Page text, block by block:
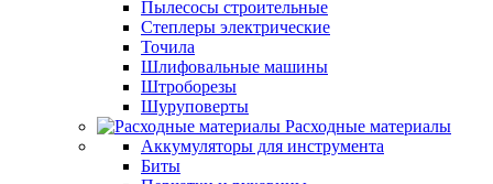
Пылесосы строительные
Степлеры электрические
Точила
Шлифовальные машины
Штроборезы
Шуруповерты
Расходные материалы
Аккумуляторы для инструмента
Биты